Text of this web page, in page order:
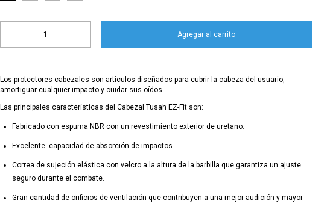
Los protectores cabezales son artículos diseñados para cubrir la cabeza del usuario,
amortiguar cualquier impacto y cuidar sus oídos.
Las principales características del Cabezal Tusah EZ-Fit son:
Fabricado con espuma NBR con un revestimiento exterior de uretano.
Excelente capacidad de absorción de impactos.
Correa de sujeción elástica con velcro a la altura de la barbilla que garantiza un ajuste
seguro durante el combate.
Gran cantidad de orificios de ventilación que contribuyen a una mejor audición y mayor